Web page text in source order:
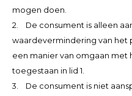
mogen doen.
2. De consument is alleen
waardevermindering van het
een manier van omgaan
toegestaan in lid 1.
3. De consument is niet